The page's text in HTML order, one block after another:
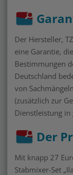
Der Hersteller,
eine Garantie,
Bestimmungen
Deutschland
von
(zusätzlich zur
Dienstleistung in
Der
Mit knapp 27
Stabmixer-Set